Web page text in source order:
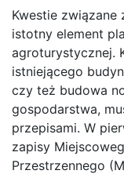
Kwestie
istotny element
agroturystycznej.
istniejącego
czy też budowa
gospodarstwa,
przepisami. W
zapisy
Przestrzennego